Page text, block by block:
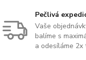
Pečlivá
Vaše
balíme s
a odesíláme 2x